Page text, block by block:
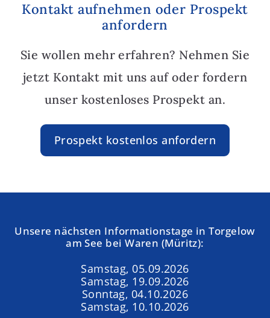
Kontakt aufnehmen oder Prospekt
anfordern
Sie wollen mehr erfahren? Nehmen Sie
jetzt Kontakt mit uns auf oder fordern
unser kostenloses Prospekt an.
Prospekt kostenlos anfordern
Unsere nächsten Informationstage in Torgelow
am See bei Waren (Müritz):
Samstag, 05.09.2026
Samstag, 19.09.2026
Sonntag, 04.10.2026
Samstag, 10.10.2026